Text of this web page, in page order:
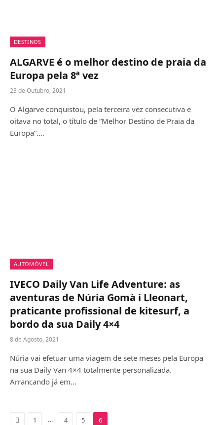
DESTINOS
ALGARVE é o melhor destino de praia da
Europa pela 8ª vez
23 de Outubro, 2021
O Algarve conquistou, pela terceira vez consecutiva e
oitava no total, o título de “Melhor Destino de Praia da
Europa”.…
AUTOMÓVEL
IVECO Daily Van Life Adventure: as
aventuras de Núria Gomà i Lleonart,
praticante profissional de kitesurf, a
bordo da sua Daily 4×4
8 de Agosto, 2021
Núria vai efetuar uma viagem de sete meses pela Europa
na sua Daily Van 4×4 totalmente personalizada.
Arrancando já em…
Previous
1 … 4 5 6